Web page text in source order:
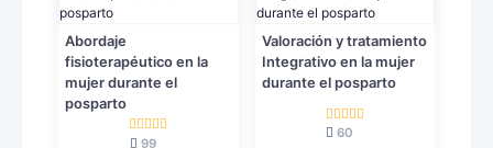
Abordaje
fisioterapéutico en la
mujer durante el
posparto
99
Valoración y tratamiento
Integrativo en la mujer
durante el posparto
60